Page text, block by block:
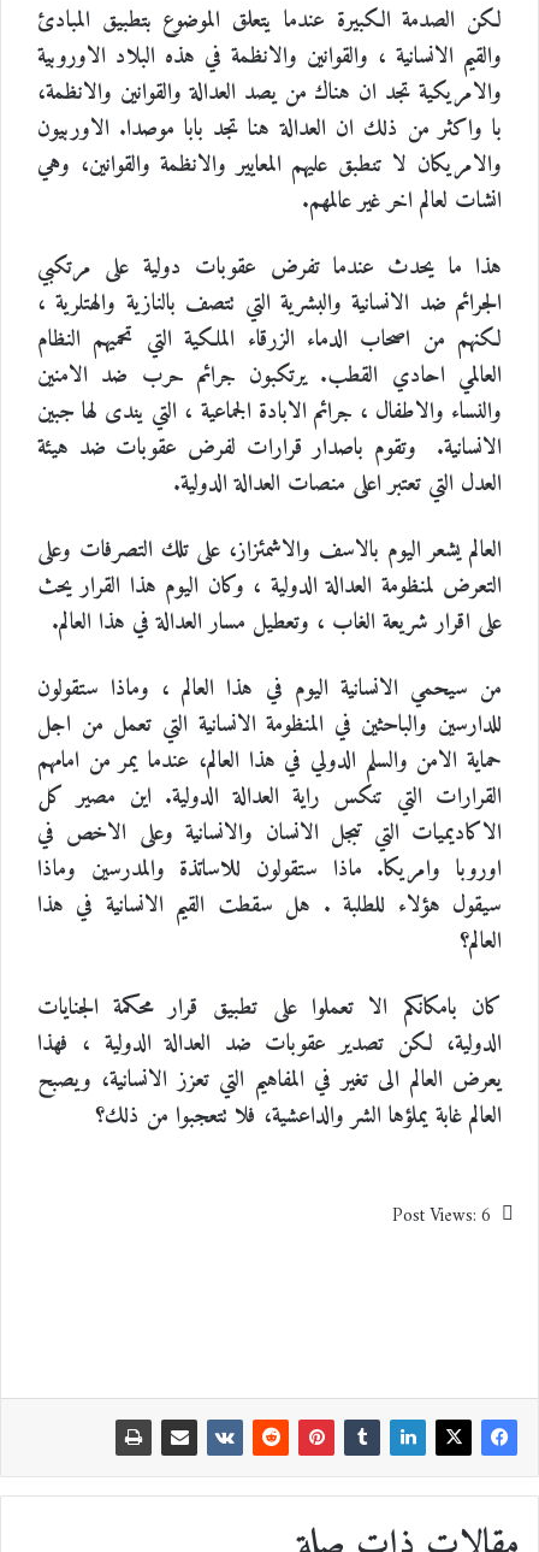
لكن الصدمة الكبيرة عندما يتعلق الموضوع بتطبيق المبادئ
والقيم الانسانية ، والقوانين والانظمة في هذه البلاد الاوروبية
والامريكية تجد ان هناك من يصد العدالة والقوانين والانظمة،
با واكثر من ذلك ان العدالة هنا تجد بابا موصدا. الاوربيون
والامريكان لا تنطبق عليهم المعايير والانظمة والقوانين، وهي
انشات لعالم اخر غير عالمهم.
هذا ما يحدث عندما تفرض عقوبات دولية على مرتكبي
الجرائم ضد الانسانية والبشرية التي تتصف بالنازية والهتلرية ،
لكنهم من اصحاب الدماء الزرقاء الملكية التي تحميهم النظام
العالمي احادي القطب. يرتكبون جرائم حرب ضد الامنين
والنساء والاطفال ، جرائم الابادة الجماعية ، التي يندى لها جبين
الانسانية. وتقوم باصدار قرارات لفرض عقوبات ضد هيئة
العدل التي تعتبر اعلى منصات العدالة الدولية.
العالم يشعر اليوم بالاسف والاشمئزاز، على تلك التصرفات وعلى
التعرض لمنظومة العدالة الدولية ، وكان اليوم هذا القرار يحث
على اقرار شريعة الغاب ، وتعطيل مسار العدالة في هذا العالم.
من سيحمي الانسانية اليوم في هذا العالم ، وماذا ستقولون
للدارسين والباحثين في المنظومة الانسانية التي تعمل من اجل
حماية الامن والسلم الدولي في هذا العالم، عندما يمر من امامهم
القرارات التي تنكس راية العدالة الدولية. اين مصير كل
الاكاديميات التي تبجل الانسان والانسانية وعلى الاخص في
اوروبا وامريكا. ماذا ستقولون للاساتذة والمدرسين وماذا
سيقول هؤلاء للطلبة . هل سقطت القيم الانسانية في هذا
العالم؟
كان بامكانكم الا تعملوا على تطبيق قرار محكمة الجنايات
الدولية، لكن تصدير عقوبات ضد العدالة الدولية ، فهذا
يعرض العالم الى تغير في المفاهيم التي تعزز الانسانية، ويصبح
العالم غابة يملؤها الشر والداعشية، فلا تتعجبوا من ذلك؟
Post Views:6